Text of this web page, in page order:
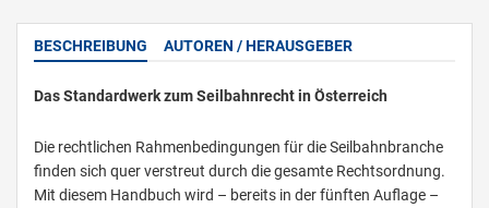
BESCHREIBUNG AUTOREN / HERAUSGEBER
Das Standardwerk zum Seilbahnrecht in Österreich
Die rechtlichen Rahmenbedingungen für die Seilbahnbranche
finden sich quer verstreut durch die gesamte Rechtsordnung.
Mit diesem Handbuch wird – bereits in der fünften Auflage –